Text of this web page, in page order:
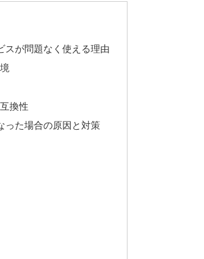
スが問題なく使える理由
換性
った場合の原因と対策